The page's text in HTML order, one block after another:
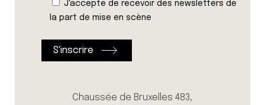
J'accepte de recevoir des newsletters de
la part de mise en scène
Chaussée de Bruxelles 483,